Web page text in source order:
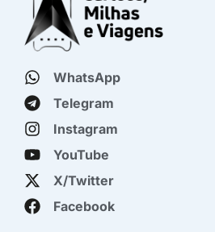
WhatsApp
Telegram
Instagram
YouTube
X/Twitter
Facebook